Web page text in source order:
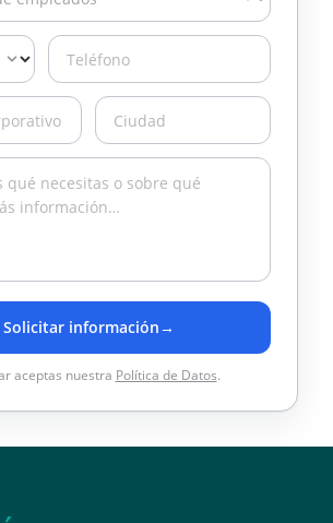
Solicitar información→
aceptas nuestra Política de Datos.